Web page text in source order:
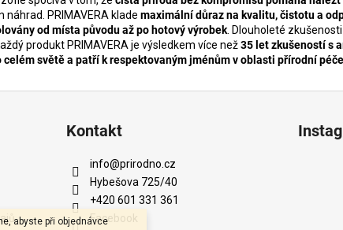
abyste při objednávce
PRIMAVERA klade maximální důraz na kvalitu, čistotu a
od místa původu až po hotový výrobek . Dlouholeté
produkt PRIMAVERA je výsledkem více než35 let zkušeností s
světě a patří k respektovaným jménům v oblasti přírodní
Kontakt
info@prirodno.cz
Hybešova 725/40
+420 601 331 361
Facebook